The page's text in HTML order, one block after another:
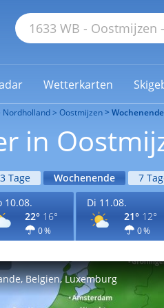
Wetterkarten
Nordholland Oostmijzen Wochenende
in
3 Tage Wochenende 7
10.08.
22° 16°
0 %
Di 11.08.
21° 12°
0 %
Belgien, Luxemburg